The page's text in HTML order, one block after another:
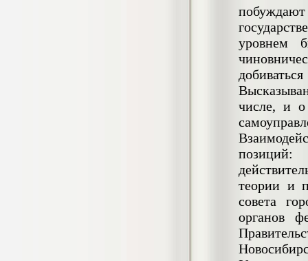
уровнем
числе, и о
теории и
совета
органов